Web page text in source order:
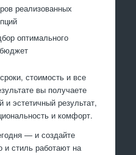
реализованных
оптимального
стоимость и все
вы получаете
эстетичный результат,
и комфорт.
— и создайте
и стиль работают на